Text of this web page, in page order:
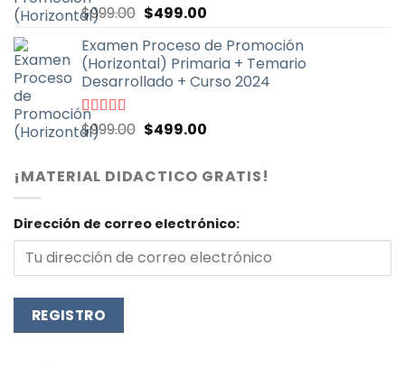
Valorado
con
5
$999.00 El
original
era:
$999.00.
$499.00El
actual
es:
$499.00.
Examen Proceso de Promoción
(Horizontal) Primaria + Temario
Desarrollado + Curso 2024
Valorado
con
$999.00 El
original
era:
$499.00El
actual
es:
¡MATERIAL DIDACTICO GRATIS!
Dirección de correo electrónico: